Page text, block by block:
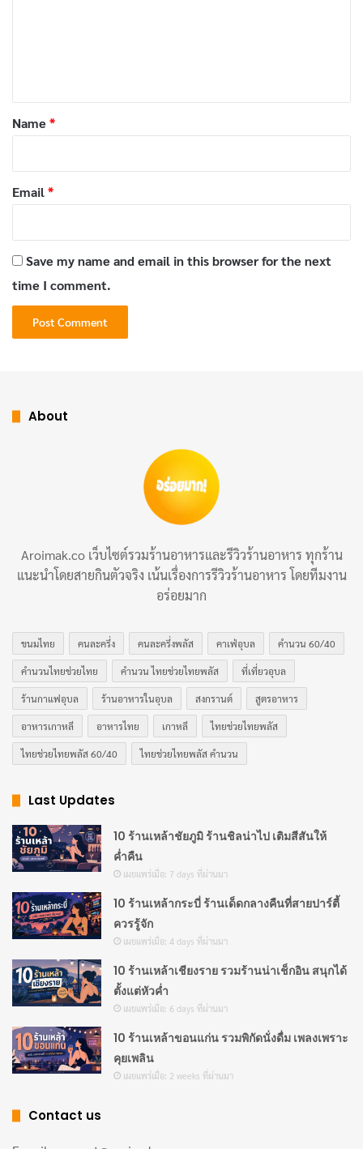
ไก่แช่เหล้ากับหมูกรอบ
ตำถั่วหมูกรอบ
ข้าวผัดปู
*
Name*
Email*
Save my name and email in this browser for the next
time I comment.
About
Aroimak.co เว็บไซต์รวมร้านอาหารและรีวิวร้านอาหาร ทุกร้าน
แนะนำโดยสายกินตัวจริง เน้นเรื่องการรีวิวร้านอาหาร โดยทีมงาน
อร่อยมาก
ขนมไทย คนละครึ่ง คนละครึ่งพลัส คาเฟ่อุบล คำนวน 60/40
คำนวนไทยช่วยไทย คำนวน ไทยช่วยไทยพลัส ที่เที่ยวอุบล
ร้านกาแฟอุบล ร้านอาหารในอุบล สงกรานต์ สูตรอาหาร
อาหารเกาหลี อาหารไทย เกาหลี ไทยช่วยไทยพลัส
ไทยช่วยไทยพลัส 60/40 ไทยช่วยไทยพลัส คำนวน
Last Updates
10 ร้านเหล้าชัยภูมิ ร้านชิลน่าไป เติมสีสันให้
ค่ำคืน
เผยแพร่เมื่อ: 7 days ที่ผ่านมา
10 ร้านเหล้ากระบี่ ร้านเด็ดกลางคืนที่สายปาร์ตี้
ควรรู้จัก
เผยแพร่เมื่อ: 4 days ที่ผ่านมา
10 ร้านเหล้าเชียงราย รวมร้านน่าเช็กอิน สนุกได้
ตั้งแต่หัวค่ำ
เผยแพร่เมื่อ: 6 days ที่ผ่านมา
10 ร้านเหล้าขอนแก่น รวมพิกัดนั่งดื่ม เพลงเพราะ
คุยเพลิน
เผยแพร่เมื่อ: 2 weeks ที่ผ่านมา
Contact us